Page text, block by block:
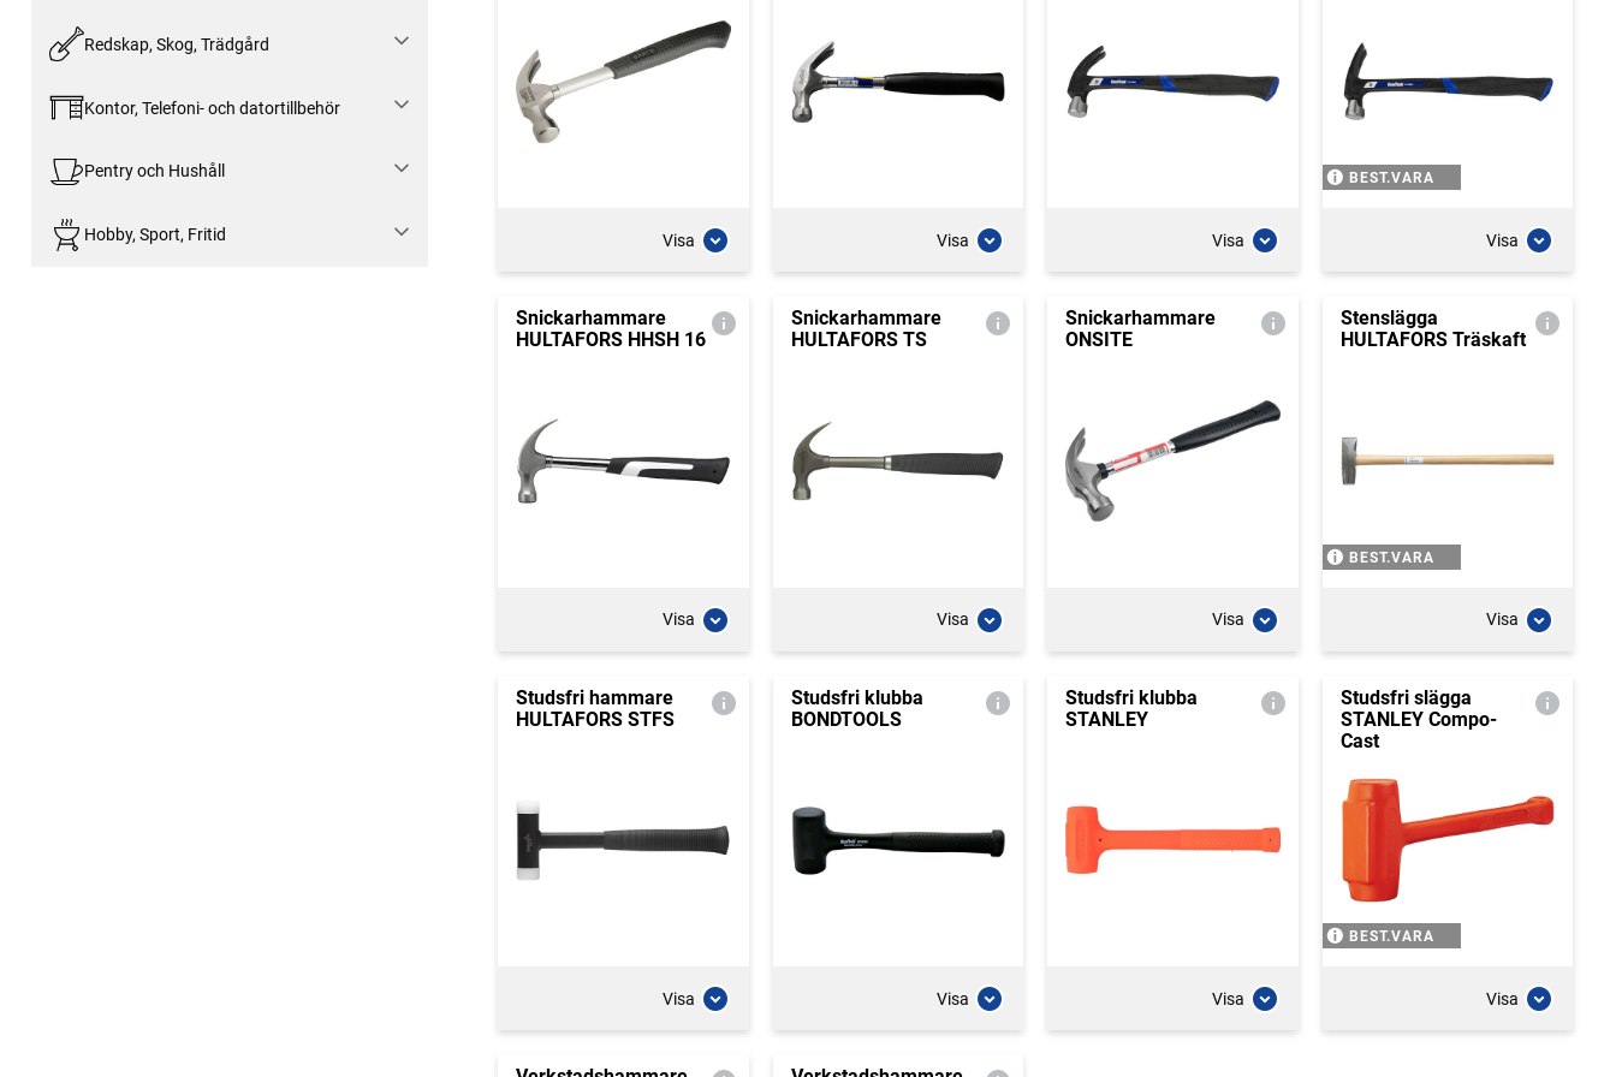
Redskap, Skog, Trädgård
Kontor, Telefoni- och datortillbehör
Pentry och Hushåll
Hobby, Sport, Fritid Visa Visa Visa
BEST.VARA
Visa
Snickarhammare
HULTAFORS HHSH 16
Visa
Snickarhammare
HULTAFORS TS
Visa
Snickarhammare
ONSITE
Visa
Stenslägga
HULTAFORS Träskaft
BEST.VARA
Visa
Studsfri hammare
HULTAFORS STFS
Visa
Studsfri klubba
BONDTOOLS
Visa
Studsfri klubba
STANLEY
Visa
Studsfri slägga
STANLEY Compo-
Cast
BEST.VARA
Visa